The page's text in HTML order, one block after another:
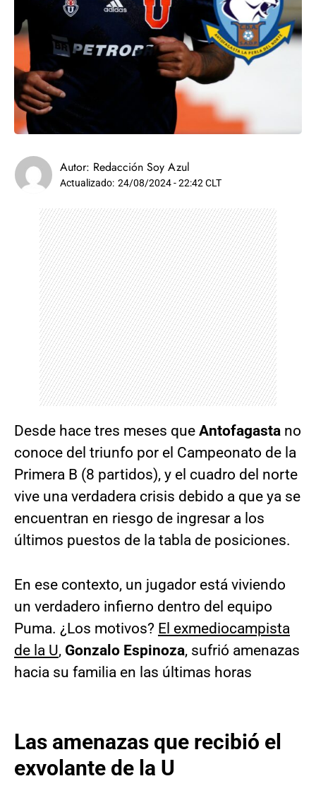
Autor: Redacción Soy Azul
Actualizado: 24/08/2024 - 22:42 CLT
Desde hace tres meses que Antofagasta no
conoce del triunfo por el Campeonato de la
Primera B (8 partidos), y el cuadro del norte
vive una verdadera crisis debido a que ya se
encuentran en riesgo de ingresar a los
últimos puestos de la tabla de posiciones.
En ese contexto, un jugador está viviendo
un verdadero infierno dentro del equipo
Puma. ¿Los motivos? El exmediocampista
de la U, Gonzalo Espinoza, sufrió amenazas
hacia su familia en las últimas horas
Las amenazas que recibió el
exvolante de la U